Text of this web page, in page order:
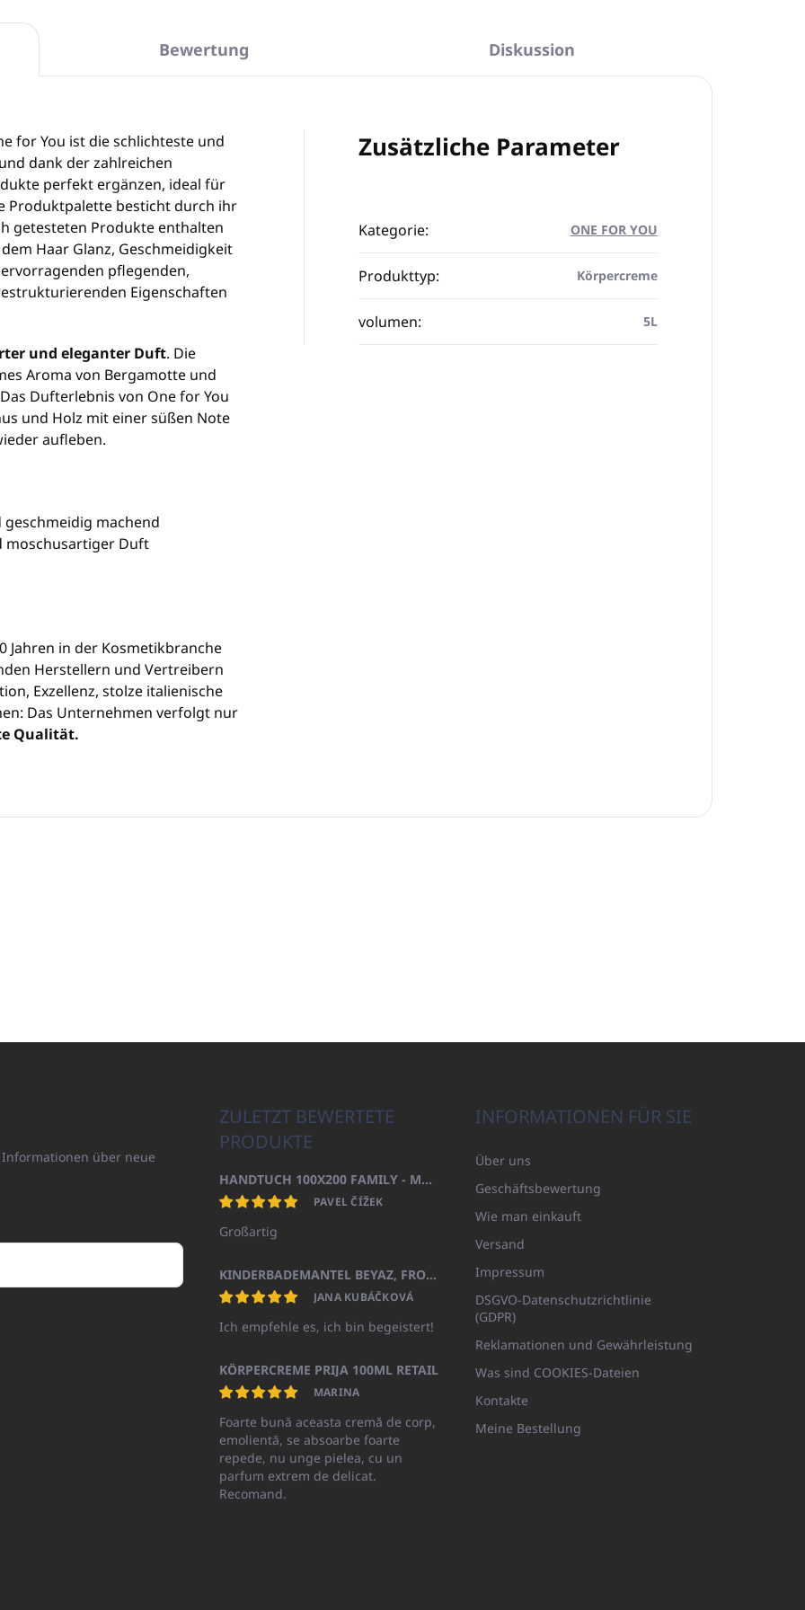
Bewertung Diskussion
for You ist die schlichteste und
dank der zahlreichen
perfekt ergänzen, ideal für
Produktpalette besticht durch ihr
getesteten Produkte enthalten
Haar Glanz, Geschmeidigkeit
pflegenden,
Eigenschaften
und eleganter Duft. Die
Aroma von Bergamotte und
Dufterlebnis von One for You
und Holz mit einer süßen Note
aufleben.
machend
moschusartiger Duft
Jahren in der Kosmetikbranche
Herstellern und Vertreibern
Exzellenz, stolze italienische
Das Unternehmen verfolgt nur
Qualität.
Zusätzliche Parameter
Kategorie: ONE FOR YOU
Produkttyp: Körpercreme
volumen: 5L
über neue
ZULETZT BEWERTETE
PRODUKTE
HANDTUCH 100X200 FAMILY - MARINEBLAU (480GR)
PAVEL ČÍŽEK
Großartig
KINDERBADEMANTEL BEYAZ, FROTE WEISS MIT KAPUZE (400GR)
JANA KUBÁČKOVÁ
Ich empfehle es, ich bin begeistert!
KÖRPERCREME PRIJA 100ML RETAIL
MARINA
Foarte bună aceasta cremă de corp,
emolientă, se absoarbe foarte
repede, nu unge pielea, cu un
parfum extrem de delicat.
Recomand.
INFORMATIONEN FÜR SIE
Über uns
Geschäftsbewertung
Wie man einkauft
Versand
Impressum
DSGVO-Datenschutzrichtlinie
(GDPR)
Reklamationen und Gewährleistung
Was sind COOKIES-Dateien
Kontakte
Meine Bestellung